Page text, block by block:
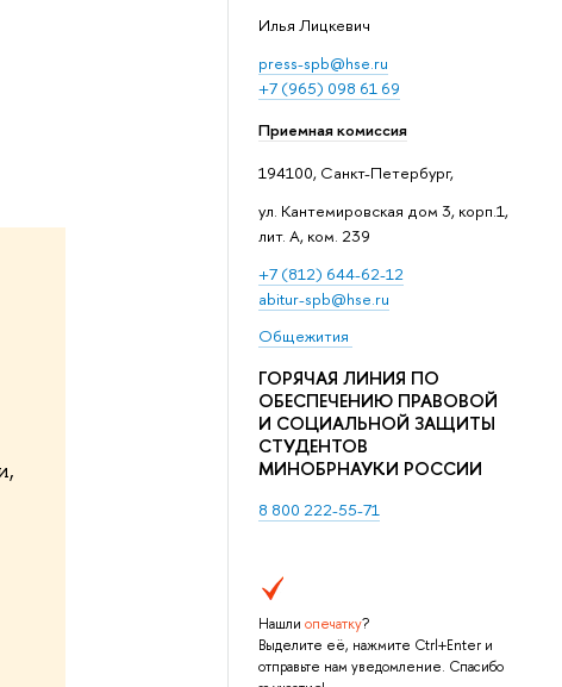
Илья Лицкевич
press-spb@hse.ru
+7 (965) 098 61 69
Приемная комиссия
194100, Санкт-Петербург,
ул. Кантемировская дом 3, корп.1,
лит. А, ком. 239
+7 (812) 644-62-12
abitur-spb@hse.ru
Общежития
ГОРЯЧАЯ ЛИНИЯ ПО
ОБЕСПЕЧЕНИЮ ПРАВОВОЙ
И СОЦИАЛЬНОЙ ЗАЩИТЫ
СТУДЕНТОВ
МИНОБРНАУКИ РОССИИ
8 800 222-55-71
Нашли опечатку?
Выделите её, нажмите Ctrl+Enter и
отправьте нам уведомление. Спасибо